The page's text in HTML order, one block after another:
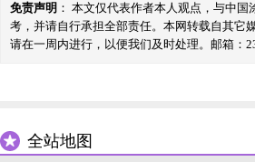
免责声明 ： 本文仅代表作者本人观点，与中
考，并请自行承担全部责任。本网转载自其它
请在一周内进行，以便我们及时处理。邮箱：
全站地图